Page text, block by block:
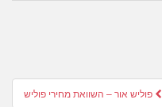
פוליש אור – השוואת מחירי פוליש